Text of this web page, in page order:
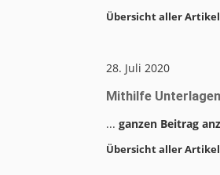
Übersicht aller Artikel
28. Juli 2020
Mithilfe
... ganzen Beitrag
Übersicht aller Artikel